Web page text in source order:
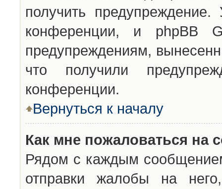
получить
конференции, и phpBB
предупреждениям,
что получили
конференции.
Вернуться к началу
Как мне пожаловаться на
Рядом с каждым
отправки жалобы на